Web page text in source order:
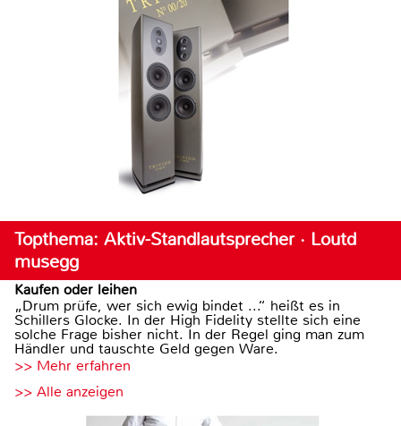
Topthema: Aktiv-Standlautsprecher · Loutd
musegg
Kaufen oder leihen
„Drum prüfe, wer sich ewig bindet ...“ heißt es in
Schillers Glocke. In der High Fidelity stellte sich eine
solche Frage bisher nicht. In der Regel ging man zum
Händler und tauschte Geld gegen Ware.
>> Mehr erfahren
>> Alle anzeigen